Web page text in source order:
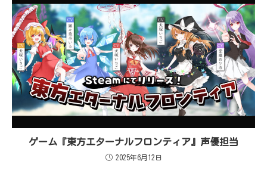
ゲーム『東方エターナルフロンティア』声優担当
2025年6月12日